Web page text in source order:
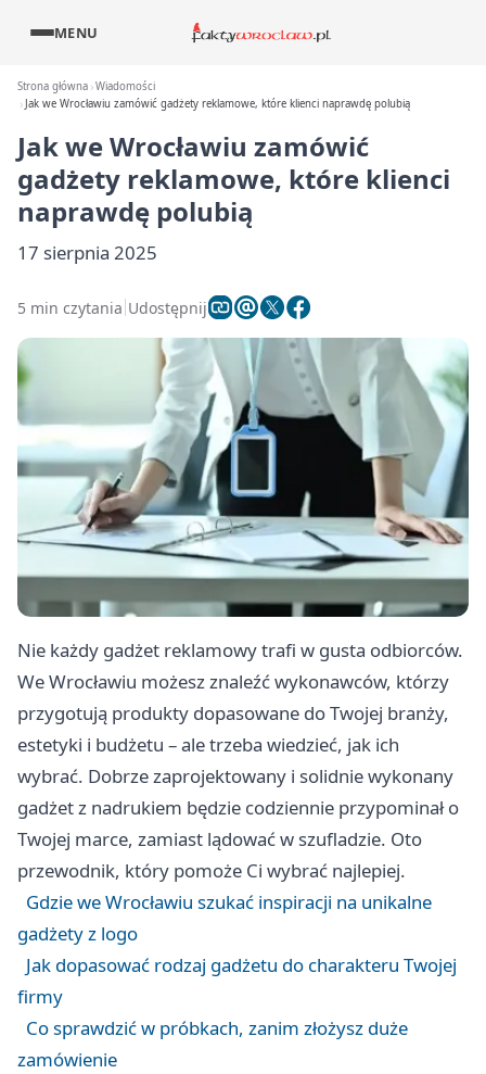
MENU
Strona główna Wiadomości
Jak we Wrocławiu zamówić gadżety reklamowe, które klienci naprawdę polubią
Jak we Wrocławiu zamówić
gadżety reklamowe, które klienci
naprawdę polubią
17 sierpnia 2025
5 min czytania Udostępnij
Nie każdy gadżet reklamowy trafi w gusta odbiorców.
We Wrocławiu możesz znaleźć wykonawców, którzy
przygotują produkty dopasowane do Twojej branży,
estetyki i budżetu – ale trzeba wiedzieć, jak ich
wybrać. Dobrze zaprojektowany i solidnie wykonany
gadżet z nadrukiem będzie codziennie przypominał o
Twojej marce, zamiast lądować w szufladzie. Oto
przewodnik, który pomoże Ci wybrać najlepiej.
Gdzie we Wrocławiu szukać inspiracji na unikalne
gadżety z logo
Jak dopasować rodzaj gadżetu do charakteru Twojej
firmy
Co sprawdzić w próbkach, zanim złożysz duże
zamówienie